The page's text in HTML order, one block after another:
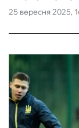
25 вересня 2025,